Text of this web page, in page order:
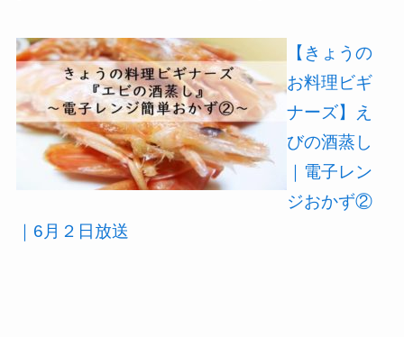
【きょうの
お料理ビギ
ナーズ】え
びの酒蒸し
｜電子レン
ジおかず②
｜6月２日放送